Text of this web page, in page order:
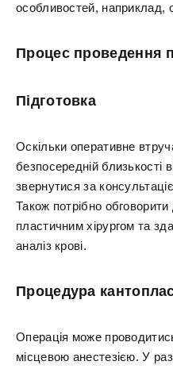
особливостей, наприклад,
Процес проведення
Підготовка
Оскільки оперативне
безпосередній близькості
звернутися за
Також потрібно обговорити
пластичним хірургом та
аналіз крові.
Процедура
Операція може
місцевою анестезією. У